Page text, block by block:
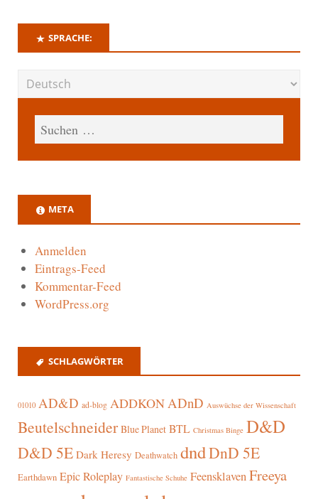
SPRACHE:
META
Anmelden
Eintrags-Feed
Kommentar-Feed
WordPress.org
SCHLAGWÖRTER
01010 AD&D ad-blog ADDKONADnD Auswüchse der Wissenschaft
Beutelschneider Blue Planet BTL Christmas Binge D&D
D&D 5E Dark Heresy Deathwatch dndDnD 5E
Earthdawn Epic Roleplay Fantastische Schuhe FeensklavenFreeya